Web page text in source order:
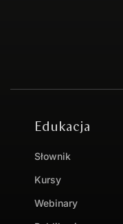
Edukacja
Słownik
Kursy
Webinary